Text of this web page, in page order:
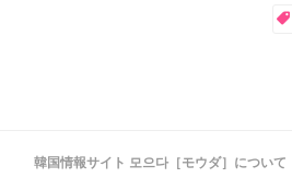
韓国情報サイト 모으다［モウダ］について